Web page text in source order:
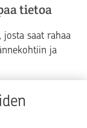
tietoa
josta saat rahaa
ja